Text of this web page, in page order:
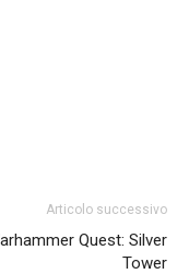
Articolo successivo
Quest: Silver
Tower